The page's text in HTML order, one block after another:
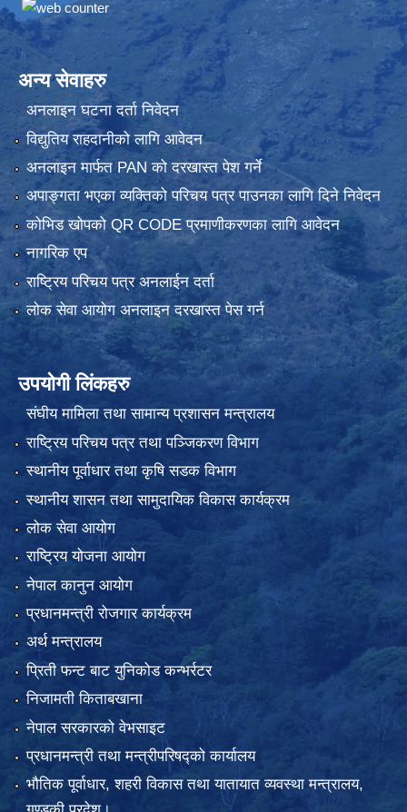
अन्य सेवाहरु
अनलाइन घटना दर्ता निवेदन
विद्युतिय राहदानीको लागि आवेदन
अनलाइन मार्फत PAN को दरखास्त पेश गर्ने
अपाङ्गता भएका व्यक्तिको परिचय पत्र पाउनका लागि दिने निवेदन
कोभिड खोपको QR CODE प्रमाणीकरणका लागि आवेदन
नागरिक एप
राष्ट्रिय परिचय पत्र अनलाईन दर्ता
लोक सेवा आयोग अनलाइन दरखास्त पेस गर्न
उपयोगी लिंकहरु
संघीय मामिला तथा सामान्य प्रशासन मन्त्रालय
राष्ट्रिय परिचय पत्र तथा पञ्जिकरण विभाग
स्थानीय पूर्वाधार तथा कृषि सडक विभाग
स्थानीय शासन तथा सामुदायिक विकास कार्यक्रम
लोक सेवा आयोग
राष्ट्रिय योजना आयोग
नेपाल कानुन आयोग
प्रधानमन्त्री रोजगार कार्यक्रम
अर्थ मन्त्रालय
प्रिती फन्ट बाट युनिकोड कन्भर्रटर
निजामती किताबखाना
नेपाल सरकारको वेभसाइट
प्रधानमन्त्री तथा मन्त्रीपरिषद्को कार्यालय
भौतिक पूर्वाधार, शहरी विकास तथा यातायात व्यवस्था मन्त्रालय,